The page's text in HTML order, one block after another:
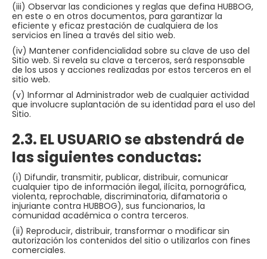
(iii) Observar las condiciones y reglas que defina HUBBOG,
en este o en otros documentos, para garantizar la
eficiente y eficaz prestación de cualquiera de los
servicios en línea a través del sitio web.
(iv) Mantener confidencialidad sobre su clave de uso del
Sitio web. Si revela su clave a terceros, será responsable
de los usos y acciones realizadas por estos terceros en el
sitio web.
(v) Informar al Administrador web de cualquier actividad
que involucre suplantación de su identidad para el uso del
Sitio.
2.3. EL USUARIO se abstendrá de
las siguientes conductas:
(i) Difundir, transmitir, publicar, distribuir, comunicar
cualquier tipo de información ilegal, ilícita, pornográfica,
violenta, reprochable, discriminatoria, difamatoria o
injuriante contra HUBBOG), sus funcionarios, la
comunidad académica o contra terceros.
(ii) Reproducir, distribuir, transformar o modificar sin
autorización los contenidos del sitio o utilizarlos con fines
comerciales.